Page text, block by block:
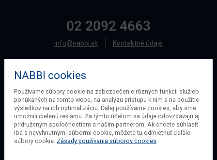
02 2092 4663
info@nabbi.sk Kontaktné údaje
O SPOLOČNOSTI
O našej spoločnosti
Obchodné podmienky
Ochrana osobných údajov
Blog
NABBI cookies
Používame súbory cookie na zabezpečenie rôznych funkcií služieb
ponúkaných na tomto webe, na analýzu prístupu k nim a na použitie
výsledkov na ich optimalizáciu. Ďalej používame cookies, aby sme
umožnili cielenú reklamu. Za týmto účelom sa údaje odovzdávajú aj
pridruženým spoločnostiam a našim partnerom. Ak chcete súhlasiť
iba s nevyhnutnými súbormi cookie, môžete tu odmietnuť ďalšie
súbory cookie. Zásady používania súborov cookies